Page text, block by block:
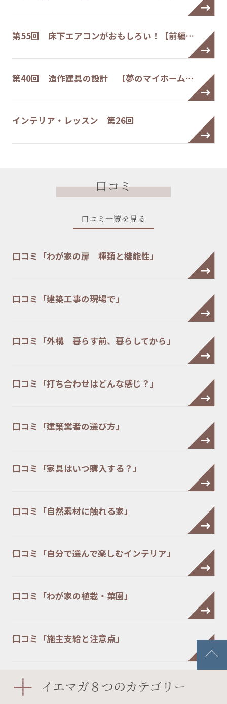
第55回 床下エアコンがおもしろい！【前編…
第40回 造作建具の設計 【夢のマイホーム…
インテリア・レッスン 第26回
口コミ
口コミ一覧を見る
口コミ「わが家の扉 種類と機能性」
口コミ「建築工事の現場で」
口コミ「外構 暮らす前、暮らしてから」
口コミ「打ち合わせはどんな感じ？」
口コミ「建築業者の選び方」
口コミ「家具はいつ購入する？」
口コミ「自然素材に触れる家」
口コミ「自分で選んで楽しむインテリア」
口コミ「わが家の植栽・菜園」
口コミ「施主支給と注意点」
イエマガ８つのカテゴリー